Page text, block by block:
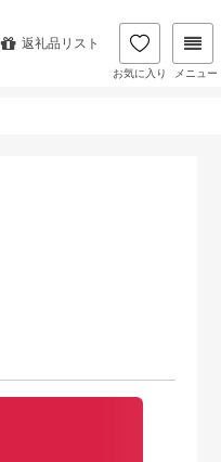
返礼品リスト
お気に入り メニュー